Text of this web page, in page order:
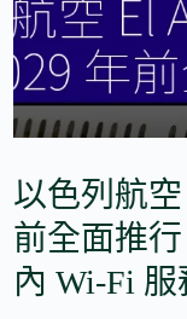
以色列航
前全面推行
內 Wi-Fi 服